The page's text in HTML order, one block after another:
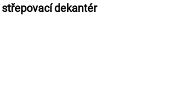
střepovací dekantér